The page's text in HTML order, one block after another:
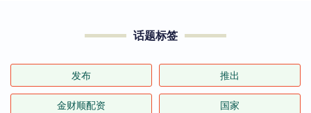
话题标签
发布 推出
金财顺配资 国家